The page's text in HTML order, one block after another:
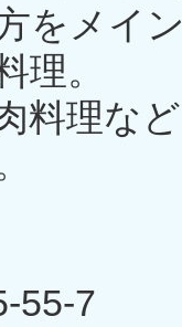
をメイ
理。
料理な
55-7